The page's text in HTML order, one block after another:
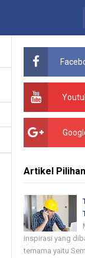
Artikel Pilihan
inspirasi yang
ternama yaitu